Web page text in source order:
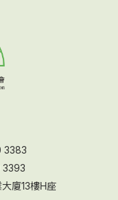
3383
廈13樓H座